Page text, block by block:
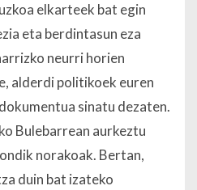
elkarteek bat egin
eta berdintasun eza
neurri horien
alderdi politikoek euren
sinatu dezaten.
Bulebarrean aurkeztu
norakoak. Bertan,
duin bat izateko